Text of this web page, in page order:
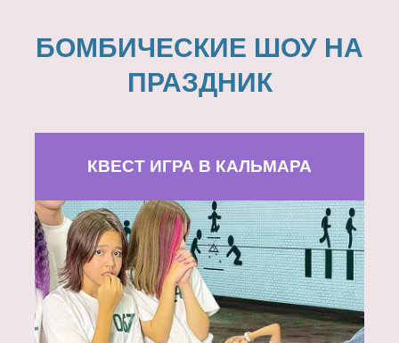
БОМБИЧЕСКИЕ ШОУ НА
ПРАЗДНИК
КВЕСТ ИГРА В КАЛЬМАРА